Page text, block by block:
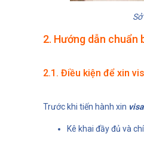
2. Hướng dẫn chuẩn
2.1. Điều kiện để xin
Trước khi tiến hành xin
Kê khai đầy đủ và